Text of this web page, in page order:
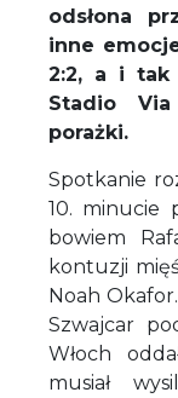
odsłona
inne
2:2, a i tak
Stadio
porażki.
Spotkanie
10. minucie
bowiem
kontuzji
Noah
Szwajcar
Włoch
musiał